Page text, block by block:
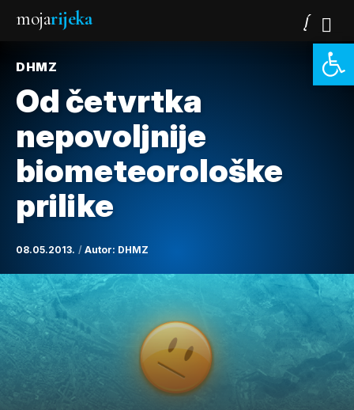
mojarijeka
DHMZ
Od četvrtka
nepovoljnije
biometeorološke
prilike
08.05.2013. Autor: DHMZ